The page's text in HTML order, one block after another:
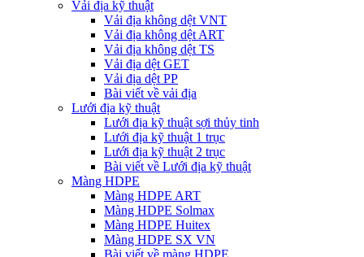
Vải địa kỹ thuật
Vải địa không dệt VNT
Vải địa không dệt ART
Vải địa không dệt TS
Vải địa dệt GET
Vải địa dệt PP
Bài viết về vải địa
Lưới địa kỹ thuật
Lưới địa kỹ thuật sợi thủy tinh
Lưới địa kỹ thuật 1 trục
Lưới địa kỹ thuật 2 trục
Bài viết về Lưới địa kỹ thuật
Màng HDPE
Màng HDPE ART
Màng HDPE Solmax
Màng HDPE Huitex
Màng HDPE SX VN